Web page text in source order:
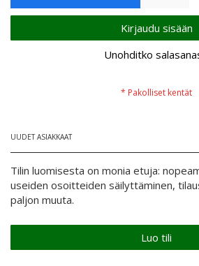
Kirjaudu sisään
Unohditko
UUDET ASIAKKAAT
Tilin luomisesta on monia etuja:
useiden osoitteiden säilyttäminen,
paljon muuta.
Luo tili